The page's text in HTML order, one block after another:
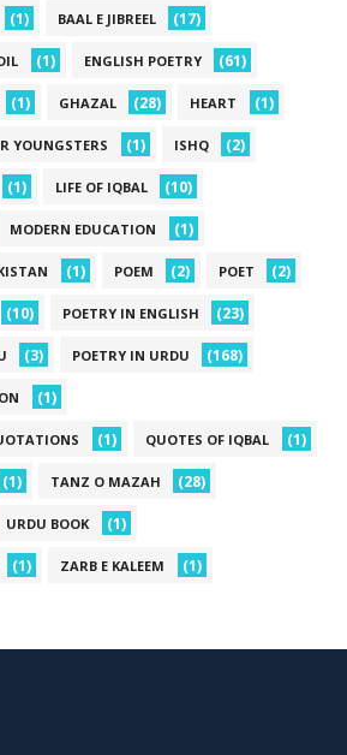
(1) BAAL E JIBREEL (17)
(1) ENGLISH POETRY (61)
(1) GHAZAL (28) HEART (1)
YOUNGSTERS (1) ISHQ (2)
(1) LIFE OF IQBAL (10)
MODERN EDUCATION (1)
(1) POEM (2) POET (2)
(10) POETRY IN ENGLISH (23)
(3) POETRY IN URDU (168)
(1)
(1) QUOTES OF IQBAL (1)
(1) TANZ O MAZAH (28)
URDU BOOK (1)
(1) ZARB E KALEEM (1)